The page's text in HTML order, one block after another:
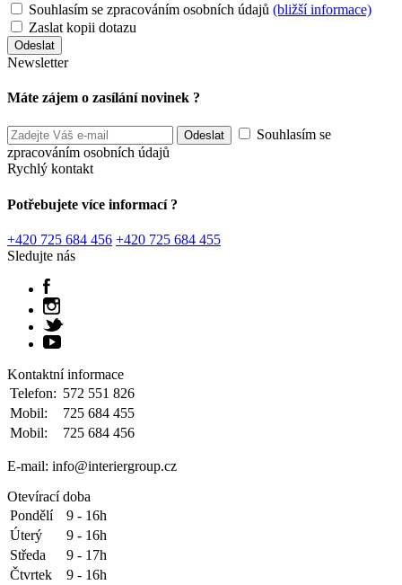
Souhlasím se zpracováním osobních údajů (bližší informace)
Zaslat kopii dotazu
Newsletter
Máte zájem o zasílání novinek ?
Souhlasím se
zpracováním osobních údajů
Rychlý kontakt
Potřebujete více informací ?
+420 725 684 456 +420 725 684 455
Sledujte nás
Kontaktní informace
Telefon: 572 551 826
Mobil:
725 684 455
Mobil:
725 684 456
E-mail: info@interiergroup.cz
Otevírací doba
Pondělí
9 - 16h
Úterý
9 - 16h
Středa
9 - 17h
Čtvrtek
9 - 16h